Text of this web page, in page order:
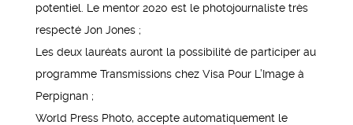
potentiel. Le mentor 2020 est le photojournaliste très
respecté Jon Jones ;
Les deux lauréats auront la possibilité de participer au
programme Transmissions chez Visa Pour L’Image à
Perpignan ;
World Press Photo, accepte automatiquement le